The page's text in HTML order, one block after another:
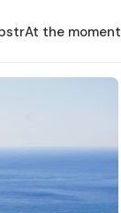
At the moment